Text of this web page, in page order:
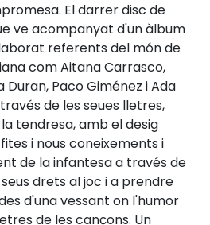
El darrer disc de
ve acompanyat d'un àlbum
referents del món de
com Aitana Carrasco,
Duran, Paco Giménez i Ada
de les seues lletres,
tendresa, amb el desig
i nous coneixements i
de la infantesa a través de
drets al joc i a prendre
d'una vessant on l'humor
de les cançons. Un